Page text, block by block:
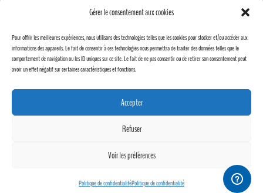
Gérer le consentement aux cookies
Pour offrir les meilleures expériences, nous utilisons des technologies telles que les cookies pour stocker et/ou accéder aux
informations des appareils. Le fait de consentir à ces technologies nous permettra de traiter des données telles que le
comportement de navigation ou les ID uniques sur ce site. Le fait de ne pas consentir ou de retirer son consentement peut
avoir un effet négatif sur certaines caractéristiques et fonctions.
Accepter
Refuser
Voir les préférences
Politique de confidentialitéPolitique de confidentialité
Conception Humain Créatike & FlexiGolf | 2023 |*Les prix mentionnés ne sont pas garanti être fixe dans le
temps, ils peuvent changer à tout moment*